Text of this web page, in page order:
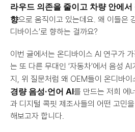
라우드 의존을 줄이고 차량 안에
향으로 움직이고 있는데요. 왜 이들은
디바이스’로 향하는 걸까요?
이번 글에서는 온디바이스 AI 연구가
는 또 다른 무대인 ‘자동차’에서 음성
지, 위 질문처럼 왜 OEM들이 온디바이
경량 음성·언어 AI를 만드는 저희 에
과 디지털 콕핏 제조사들의 어떤 고민
해보고자 합니다.